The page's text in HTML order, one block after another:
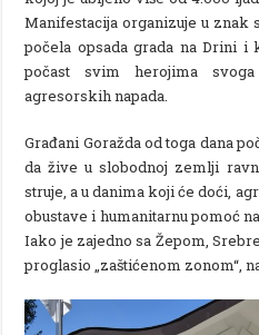
Manifestacija organizuje u znak
počela opsada grada na Drini i
počast svim herojima
agresorskih napada.
Građani Goražda od toga dana
da žive u slobodnoj zemlji
struje, a u danima koji će doći,
obustave i humanitarnu pomoć
Iako je zajedno sa Žepom,
proglasio „zaštićenom zonom“,